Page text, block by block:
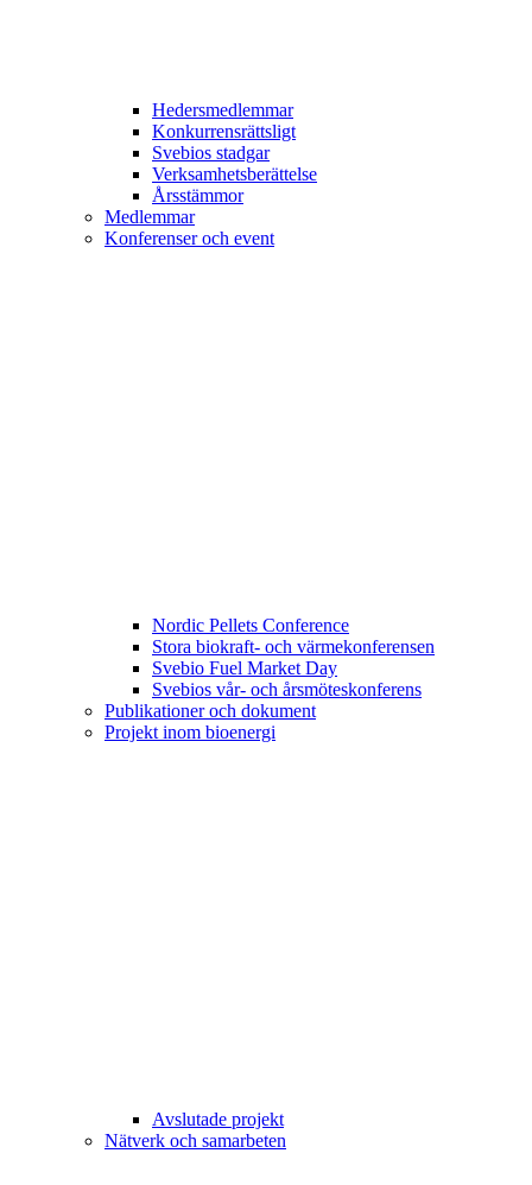
Hedersmedlemmar
Konkurrensrättsligt
Svebios stadgar
Verksamhetsberättelse
Årsstämmor
Medlemmar
Konferenser och event
Nordic Pellets Conference
Stora biokraft- och värmekonferensen
Svebio Fuel Market Day
Svebios vår- och årsmöteskonferens
Publikationer och dokument
Projekt inom bioenergi
Avslutade projekt
Nätverk och samarbeten